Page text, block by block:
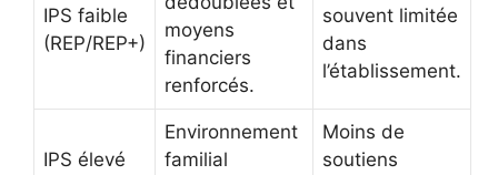
IPS faible
(REP/REP+)
moyens
financiers
renforcés.
souvent limitée
dans
l’établissement.
IPS élevé
Environnement
familial
Moins de
soutiens